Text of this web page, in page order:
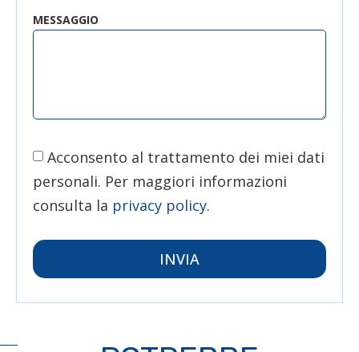
MESSAGGIO
Acconsento al trattamento dei miei dati
personali. Per maggiori informazioni
consulta la privacy policy.
INVIA